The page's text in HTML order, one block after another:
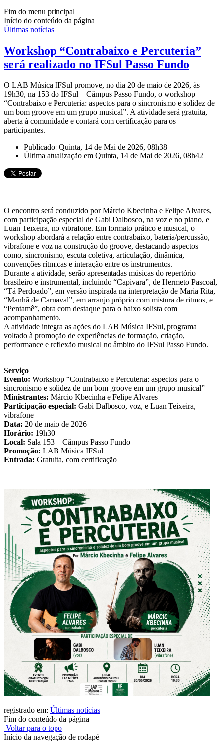
Fim do menu principal
Início do conteúdo da página
Últimas notícias
Workshop “Contrabaixo e Percuteria”
será realizado no IFSul Passo Fundo
O LAB Música IFSul promove, no dia 20 de maio de 2026, às
19h30, na 153 do IFSul – Câmpus Passo Fundo, o workshop
“Contrabaixo e Percuteria: aspectos para o sincronismo e solidez de
um bom groove em um grupo musical”. A atividade será gratuita,
aberta à comunidade e contará com certificação para os
participantes.
Publicado: Quinta, 14 de Mai de 2026, 08h38
Última atualização em Quinta, 14 de Mai de 2026, 08h42
O encontro será conduzido por Márcio Kbecinha e Felipe Alvares,
com participação especial de Gabi Dalbosco, na voz e no piano, e
Luan Teixeira, no vibrafone. Em formato prático e musical, o
workshop abordará a relação entre contrabaixo, bateria/percussão,
vibrafone e voz na construção do groove, destacando aspectos
como, sincronismo, escuta coletiva, articulação, dinâmica,
convenções rítmicas e interação entre os instrumentos.
Durante a atividade, serão apresentadas músicas do repertório
brasileiro e instrumental, incluindo “Capivara”, de Hermeto Pascoal,
“Tá Perdoado”, em versão inspirada na interpretação de Maria Rita,
“Manhã de Carnaval”, em arranjo próprio com mistura de ritmos, e
“Pentamê”, obra com destaque para o baixo solista com
acompanhamento.
A atividade integra as ações do LAB Música IFSul, programa
voltado à promoção de experiências de formação, criação,
performance e reflexão musical no âmbito do IFSul Passo Fundo.
Serviço
Evento: Workshop “Contrabaixo e Percuteria: aspectos para o
sincronismo e solidez de um bom groove em um grupo musical”
Ministrantes: Márcio Kbecinha e Felipe Alvares
Participação especial: Gabi Dalbosco, voz, e Luan Teixeira,
vibrafone
Data: 20 de maio de 2026
Horário: 19h30
Local: Sala 153 – Câmpus Passo Fundo
Promoção: LAB Música IFSul
Entrada: Gratuita, com certificação
registrado em: Últimas notícias
Fim do conteúdo da página
Voltar para o topo
Início da navegação de rodapé